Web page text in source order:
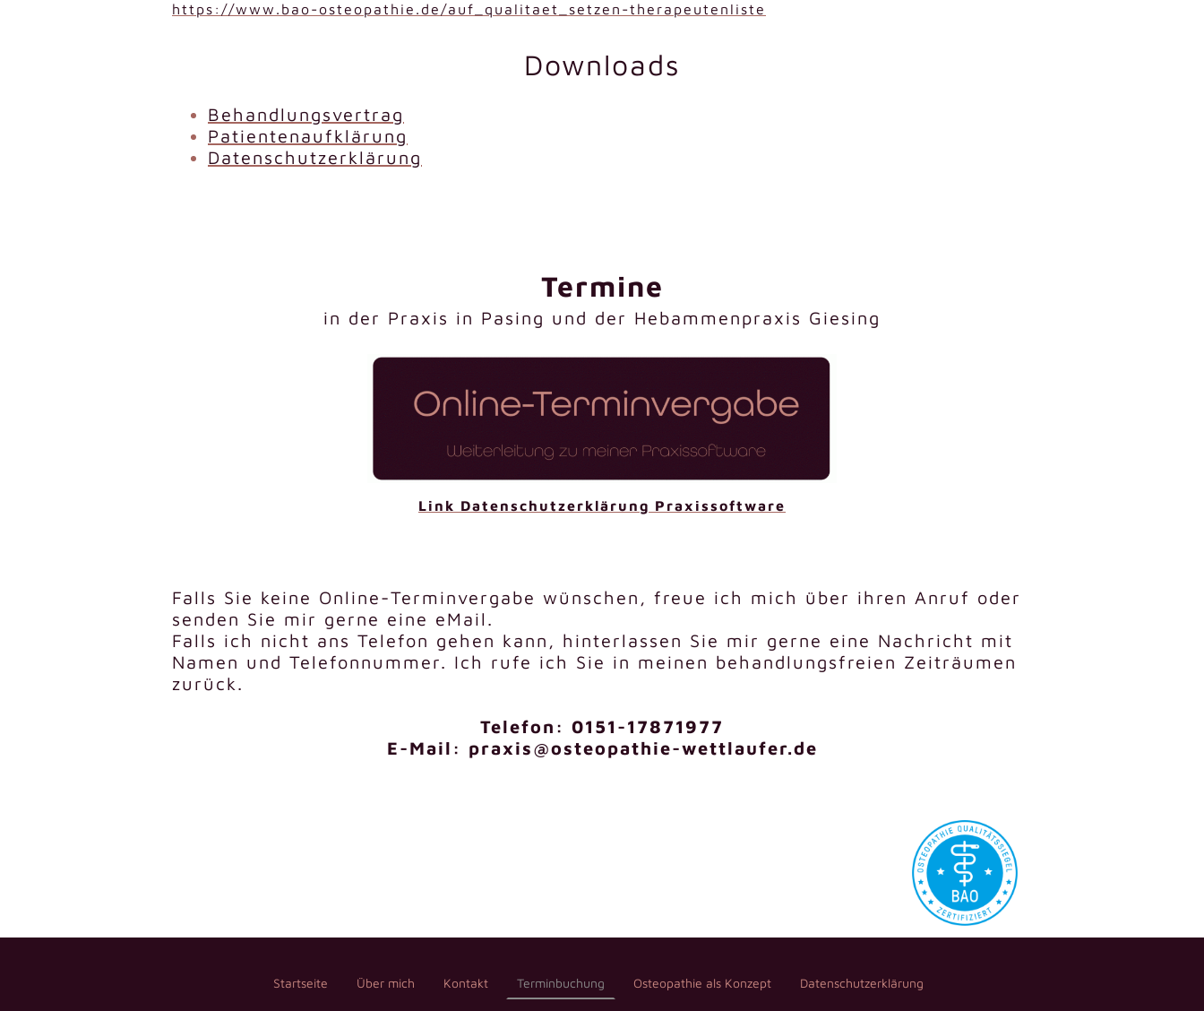
https://www.bao-osteopathie.de/auf_qualitaet_setzen-therapeutenliste
Downloads
Behandlungsvertrag
Patientenaufklärung
Datenschutzerklärung
Termine
in der Praxis in Pasing und der Hebammenpraxis Giesing
Falls Sie keine Online-Terminvergabe wünschen, freue ich mich über ihren Anruf oder
senden Sie mir gerne eine eMail.
Falls ich nicht ans Telefon gehen kann, hinterlassen Sie mir gerne eine Nachricht mit
Namen und Telefonnummer. Ich rufe ich Sie in meinen behandlungsfreien Zeiträumen
zurück.
Telefon: 0151-17871977
E-Mail: praxis@osteopathie-wettlaufer.de
Link Datenschutzerklärung Praxissoftware
Startseite Über mich Kontakt Terminbuchung Osteopathie als Konzept Datenschutzerklärung